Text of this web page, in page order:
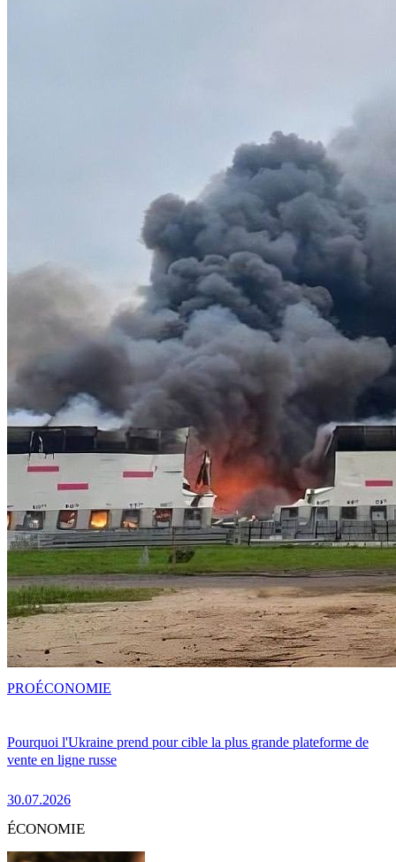
Pourquoi l'Ukraine prend pour cible la plus grande plateforme de
vente en ligne russe
30.07.2026
PROÉCONOMIE
ÉCONOMIE